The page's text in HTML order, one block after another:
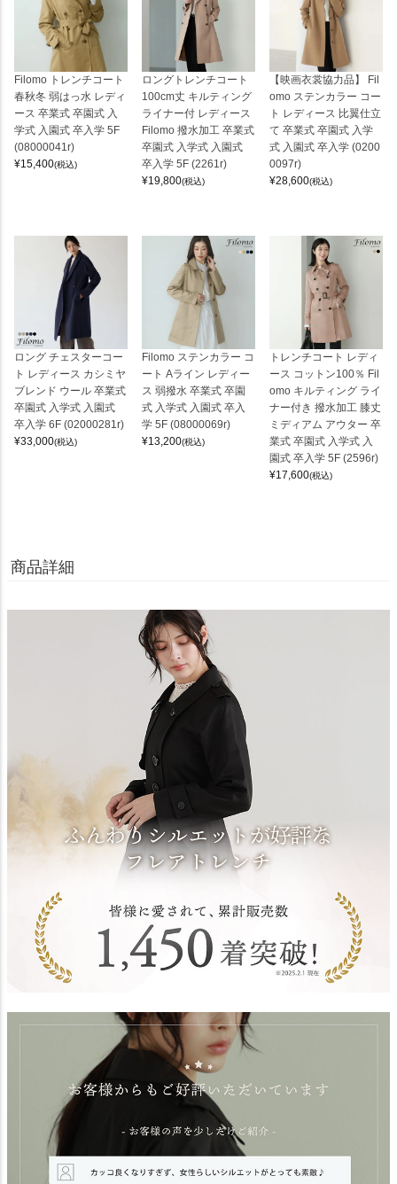
Filomo トレンチコート
春秋冬 弱はっ水 レディ
ース 卒業式 卒園式 入
学式 入園式 卒入学 5F
(08000041r)
¥15,400(税込)
ロングトレンチコート
100cm丈 キルティング
ライナー付 レディース
Filomo 撥水加工 卒業式
卒園式 入学式 入園式
卒入学 5F (2261r)
¥19,800(税込)
【映画衣裳協力品】 Fil
omo ステンカラー コー
ト レディース 比翼仕立
て 卒業式 卒園式 入学
式 入園式 卒入学 (0200
0097r)
¥28,600(税込)
ロング チェスターコー
ト レディース カシミヤ
ブレンド ウール 卒業式
卒園式 入学式 入園式
卒入学 6F (02000281r)
¥33,000(税込)
Filomo ステンカラー コ
ート Aライン レディー
ス 弱撥水 卒業式 卒園
式 入学式 入園式 卒入
学 5F (08000069r)
¥13,200(税込)
トレンチコート レディ
ース コットン100％ Fil
omo キルティング ライ
ナー付き 撥水加工 膝丈
ミディアム アウター 卒
業式 卒園式 入学式 入
園式 卒入学 5F (2596r)
¥17,600(税込)
商品詳細